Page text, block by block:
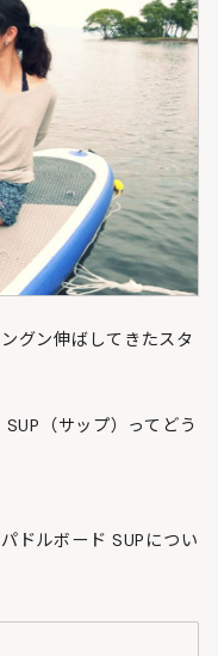
グン伸ばしてきたスタ
（サップ）ってどう
ドルボード SUPについ